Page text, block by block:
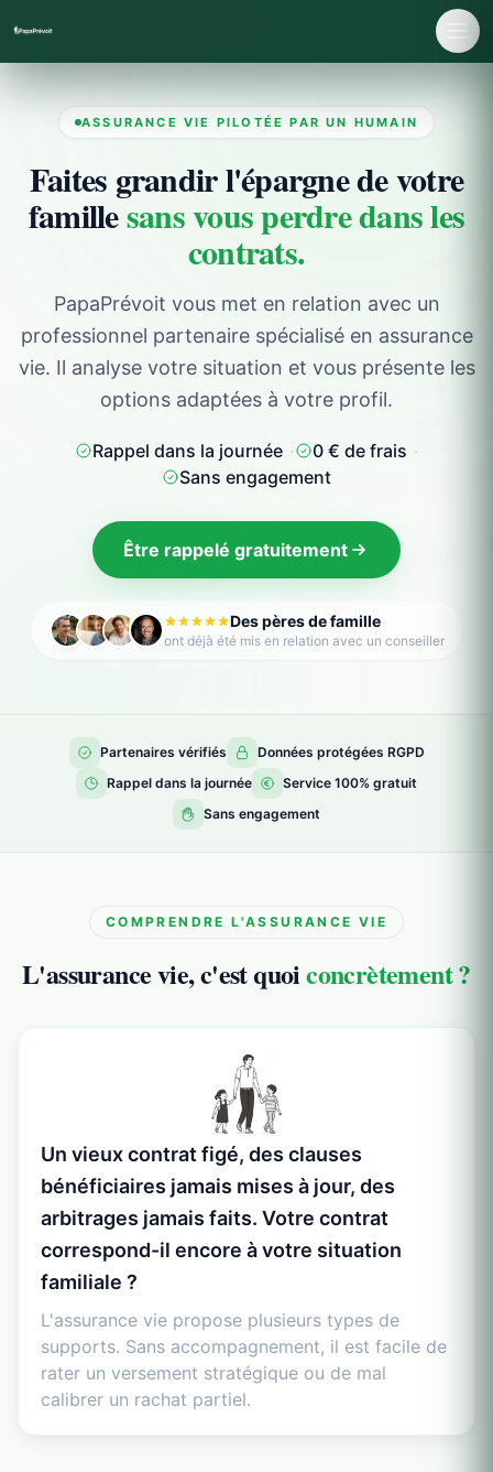
ASSURANCE VIE PILOTÉE PAR UN HUMAIN
Faites grandir l'épargne de votre
famillesans vous perdre dans les
contrats.
PapaPrévoit vous met en relation avec un
professionnel partenaire spécialisé en assurance
vie. Il analyse votre situation et vous présente les
options adaptées à votre profil.
Rappel dans la journée · 0 € de frais ·
Sans engagement
Être rappelé gratuitement
Des pères de famille
ont déjà été mis en relation avec un conseiller
Partenaires vérifiés
Données protégées RGPD
Rappel dans la journée
Service 100% gratuit
Sans engagement
COMPRENDRE L'ASSURANCE VIE
L'assurance vie, c'est quoiconcrètement ?
Un vieux contrat figé, des clauses
bénéficiaires jamais mises à jour, des
arbitrages jamais faits. Votre contrat
correspond-il encore à votre situation
familiale ?
L'assurance vie propose plusieurs types de
supports. Sans accompagnement, il est facile de
rater un versement stratégique ou de mal
calibrer un rachat partiel.